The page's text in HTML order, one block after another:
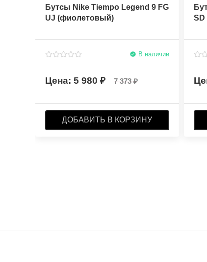
Бутсы Nike Tiempo Legend 9 FG
UJ (фиолетовый)
В наличии
5 980 7 373
ДОБАВИТЬ В КОРЗИНУ